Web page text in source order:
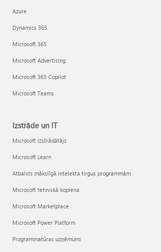
Azure
Dynamics 365
Microsoft 365
Microsoft Advertising
Microsoft 365 Copilot
Microsoft Teams
Izstrāde un IT
Microsoft izstrādātājs
Microsoft Learn
Atbalsts mākslīgā intelekta tirgus programmām
Microsoft tehniskā kopiena
Microsoft Marketplace
Microsoft Power Platform
Programmatūras uzņēmumi